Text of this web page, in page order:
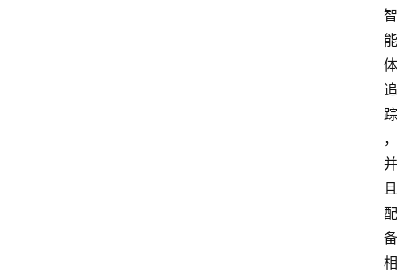
智
能
体
追
踪
，
并
且
配
备
相